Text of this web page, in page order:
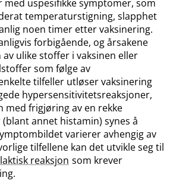
med uspesifikke symptomer, som
temperaturstigning, slapphet
noen timer etter vaksinering.
forbigående, og årsakene
ulike stoffer i vaksinen eller
som følge av
tilfeller utløser vaksinering
hypersensitivitetsreaksjoner,
med frigjøring av en rekke
annet histamin) synes å
varierer avhengig av
tilfellene kan det utvikle seg til
reaksjon som krever